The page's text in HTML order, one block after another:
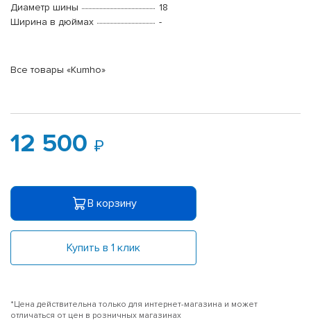
Диаметр шины
18
Ширина в дюймах
-
Все товары «Kumho»
12 500
В корзину
Купить в 1 клик
*Цена действительна только для интернет-магазина и может
отличаться от цен в розничных магазинах